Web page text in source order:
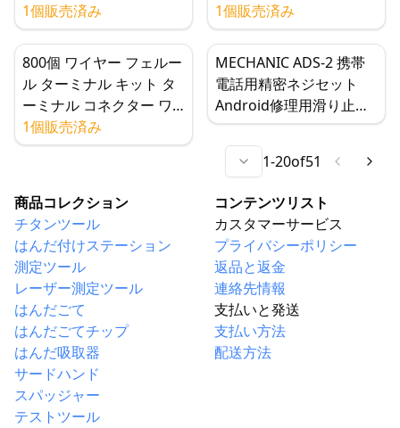
シリコンシート マザーボ
ード CPU IC用
1個販売済み
ネクター 家庭用自動車用
1個販売済み
800個 ワイヤー フェルー
ル ターミナル キット タ
ーミナル コネクター ワ
イヤー 絶縁コード ピン
エンド ターミナル 電気
1個販売済み
MECHANIC ADS-2 携帯
電話用精密ネジセット
Android修理用滑り止め
マイクロネジ
1-20of51
商品コレクション
チタンツール
はんだ付けステーション
測定ツール
レーザー測定ツール
はんだごて
はんだごてチップ
はんだ吸取器
サードハンド
スパッジャー
テストツール
コンテンツリスト
カスタマーサービス
プライバシーポリシー
返品と返金
連絡先情報
支払いと発送
支払い方法
配送方法